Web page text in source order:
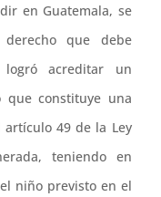
en Guatemala, se
que debe
acreditar un
constituye una
49 de la Ley
teniendo en
niño previsto en el